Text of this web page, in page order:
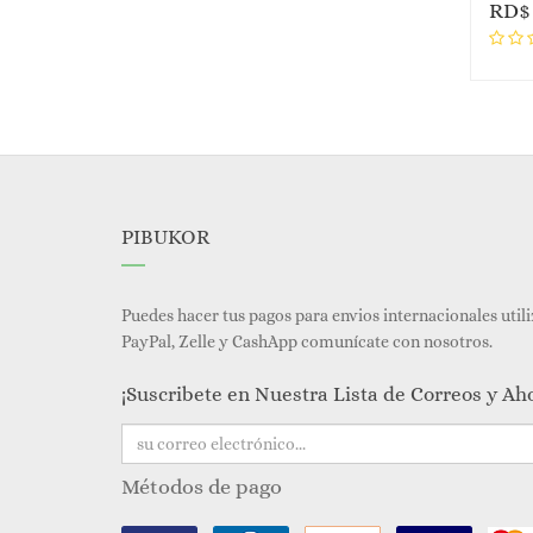
PIBUKOR
Puedes hacer tus pagos para envios internacionales
PayPal, Zelle y CashApp comunícate con nosotros.
¡Suscribete en Nuestra Lista de Correos y
Métodos de pago